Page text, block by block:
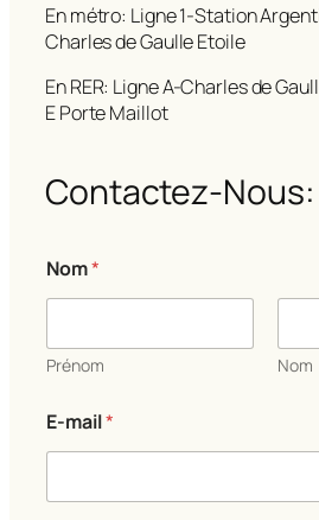
En métro: Ligne 1-Station
Charles de Gaulle Etoile
En RER: Ligne A-Charles de
E Porte Maillot
Contactez-Nous:
Nom*
Prénom Nom
E-mail*